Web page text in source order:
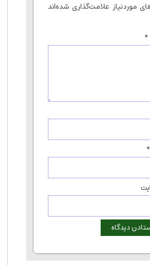
موردنیاز علامت‌گذاری شده‌اند
*
*